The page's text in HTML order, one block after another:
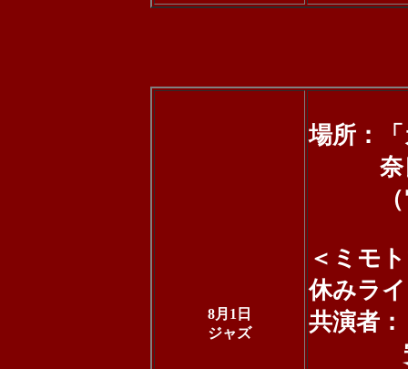
8月1日
ジャズ
場所：
奈良
（電
＜ミモ
休みラ
共演者
安藤